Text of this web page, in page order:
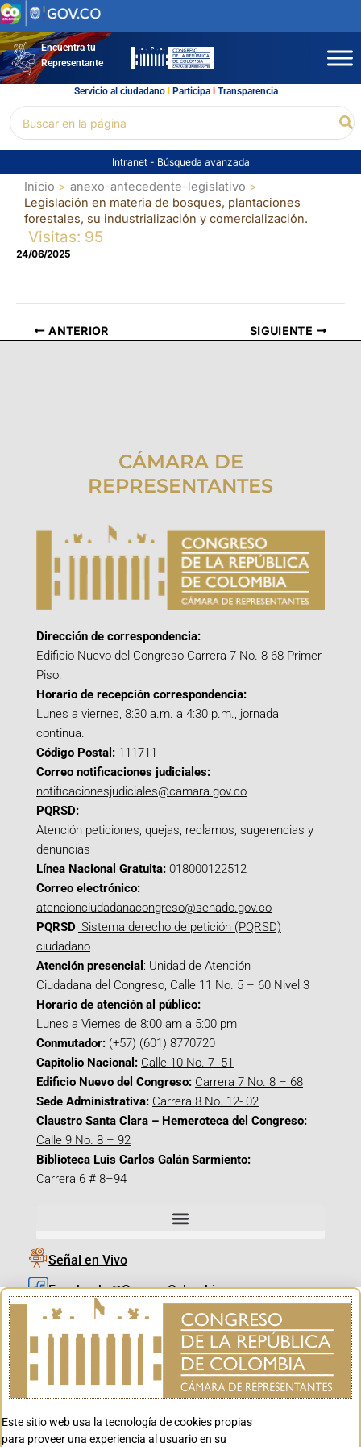
Ir
al
contenidoEncuentra tu
Representante
Servicio al ciudadano l Participal Transparencia
por:
Intranet - Búsqueda avanzada
Inicio
anexo-antecedente-legislativo
Legislación en materia de bosques, plantaciones
forestales, su industrialización y comercialización.
Visitas: 95
24/06/2025
ANTERIOR SIGUIENTE
CÁMARA DE
REPRESENTANTES
Dirección de correspondencia:
Edificio Nuevo del Congreso Carrera 7 No. 8-68 Primer
Piso.
Horario de recepción correspondencia:
Lunes a viernes, 8:30 a.m. a 4:30 p.m., jornada
continua.
Código Postal: 111711
Correo notificaciones judiciales:
notificacionesjudiciales@camara.gov.co
PQRSD:
Atención peticiones, quejas, reclamos, sugerencias y
denuncias
Línea Nacional Gratuita: 018000122512
Correo electrónico:
atencionciudadanacongreso@senado.gov.co
PQRSD: Sistema derecho de petición (PQRSD)
ciudadano
Atención presencial : Unidad de Atención
Ciudadana del Congreso, Calle 11 No. 5 – 60 Nivel 3
Horario de atención al público:
Lunes a Viernes de 8:00 am a 5:00 pm
Conmutador: (+57) (601) 8770720
Capitolio Nacional: Calle 10 No. 7- 51
Edificio Nuevo del Congreso: Carrera 7 No. 8 – 68
Sede Administrativa: Carrera 8 No. 12- 02
Claustro Santa Clara – Hemeroteca del Congreso:
Calle 9 No. 8 – 92
Biblioteca Luis Carlos Galán Sarmiento:
Carrera 6 # 8–94
Señal en Vivo
Facebook_@CamaraColombia
Instagram_@CamaraColombia
X_@CamaraColombia
Youtube_@CamaraColombia
Youtube_@CanalCongreso
Este sitio web usa la tecnología de cookies propias
para proveer una experiencia al usuario en su